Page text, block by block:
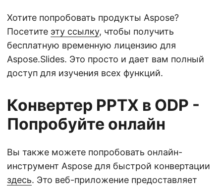
Хотите попробовать продукты Aspose?
Посетите эту ссылку, чтобы получить
бесплатную временную лицензию для
Aspose.Slides. Это просто и дает вам полный
доступ для изучения всех функций.
Конвертер PPTX в ODP -
Попробуйте онлайн
Вы также можете попробовать онлайн-
инструмент Aspose для быстрой конвертации
здесь. Это веб-приложение предоставляет